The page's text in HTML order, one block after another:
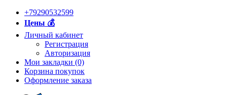
+79290532599
Цены 💰
Личный кабинет
Регистрация
Авторизация
Мои закладки (0)
Корзина покупок
Оформление заказа